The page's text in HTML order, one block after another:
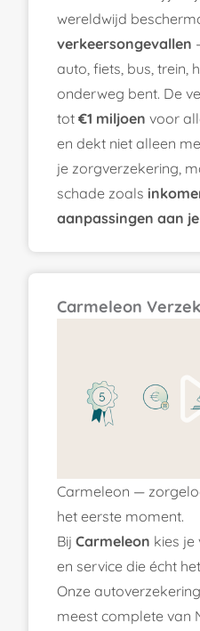
wereldwijd
verkeersongevallen
auto, fiets, bus, trein,
onderweg bent. De
tot €1 miljoen voor
en dekt niet alleen
je zorgverzekering,
schade zoals
aanpassingen aan
Carmeleon
Carmeleon —
het eerste moment.
Bij Carmeleon kies
en service die écht
Onze
meest complete van